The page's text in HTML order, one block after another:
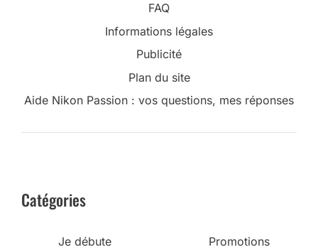
FAQ
Informations légales
Publicité
Plan du site
Aide Nikon Passion : vos questions, mes réponses
Catégories
Je débute
Promotions